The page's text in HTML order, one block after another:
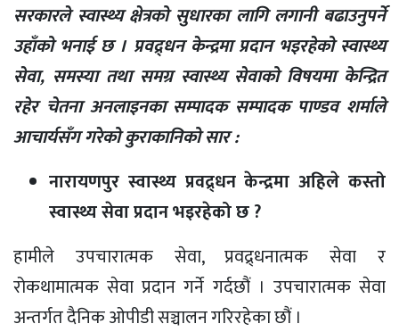
सरकारले स्वास्थ्य क्षेत्रको सुधारका लागि लगानी बढाउनुपर्ने
उहाँको भनाई छ । प्रवद्र्धन केन्द्रमा प्रदान भइरहेको स्वास्थ्य
सेवा, समस्या तथा समग्र स्वास्थ्य सेवाको विषयमा केन्द्रित
रहेर चेतना अनलाइनका सम्पादक सम्पादक पाण्डव शर्माले
आचार्यसँग गरेको कुराकानिको सार :
नारायणपुर स्वास्थ्य प्रवद्र्धन केन्द्रमा अहिले कस्तो
स्वास्थ्य सेवा प्रदान भइरहेको छ ?
हामीले उपचारात्मक सेवा, प्रवद्र्धनात्मक सेवा र
रोकथामात्मक सेवा प्रदान गर्ने गर्दछौं । उपचारात्मक सेवा
अन्तर्गत दैनिक ओपीडी सञ्चालन गरिरहेका छौं ।